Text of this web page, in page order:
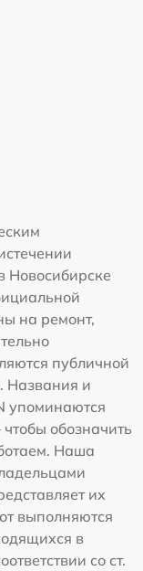
Новосибирске
на ремонт,
публичной
Названия и
упоминаются
обозначить
Наша
их
выполняются
в
со ст.